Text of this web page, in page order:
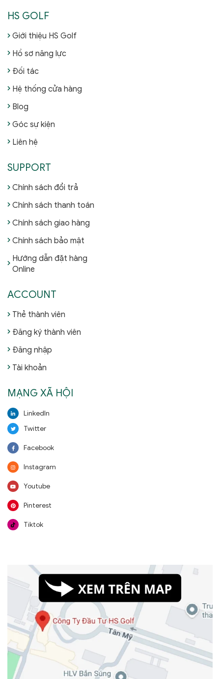
HS GOLF
Giới thiệu HS Golf
Hồ sơ năng lực
Đối tác
Hệ thống cửa hàng
Blog
Góc sự kiện
Liên hệ
SUPPORT
Chính sách đổi trả
Chính sách thanh toán
Chính sách giao hàng
Chính sách bảo mật
Hướng dẫn đặt hàng
Online
ACCOUNT
Thẻ thành viên
Đăng ký thành viên
Đăng nhập
Tài khoản
MẠNG XÃ HỘI
LinkedIn
Twitter
Facebook
Instagram
Youtube
Pinterest
Tiktok